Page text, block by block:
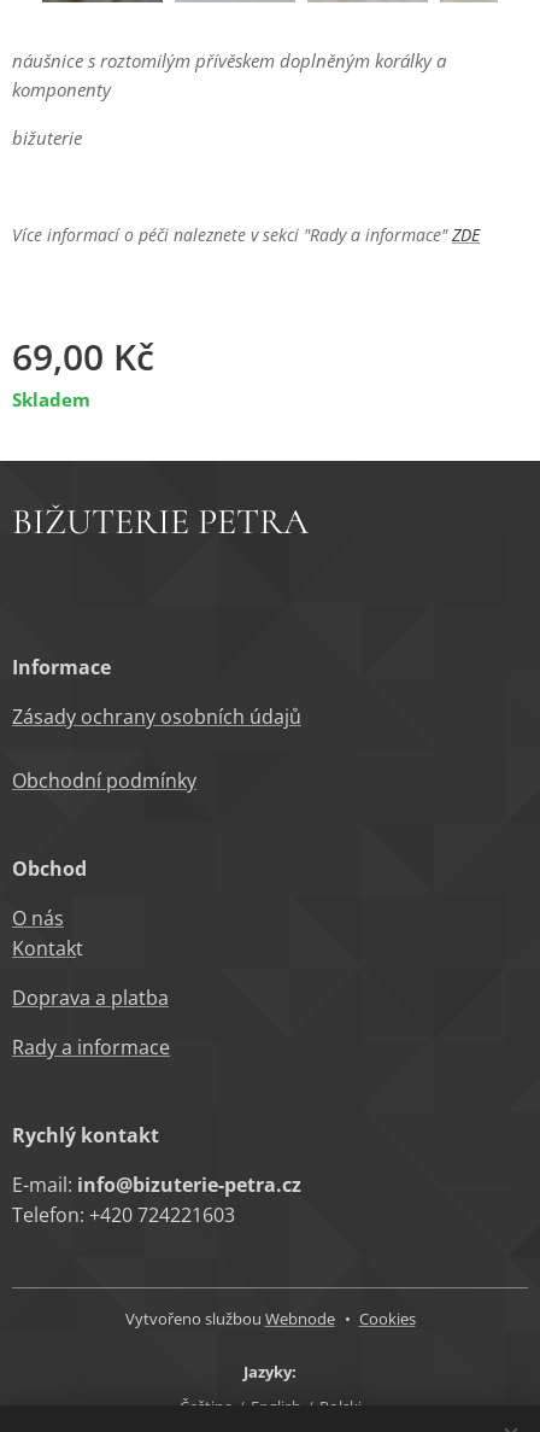
náušnice s roztomilým přívěskem doplněným korálky a
komponenty
bižuterie
Více informací o péči naleznete v sekci "Rady a informace"ZDE
69,00 Kč
Skladem
BIŽUTERIE PETRA
Informace
Zásady ochrany osobních údajů
Obchodní podmínky
Obchod
O nás
Kontakt
Doprava a platba
Rady a informace
Rychlý kontakt
E-mail: info@bizuterie-petra.cz
Telefon: +420 724221603
Vytvořeno službou Webnode Cookies
Jazyky
Čeština
English Polski